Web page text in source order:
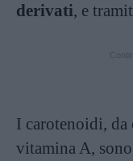
derivati, e
I carotenoidi, da
vitamina A,